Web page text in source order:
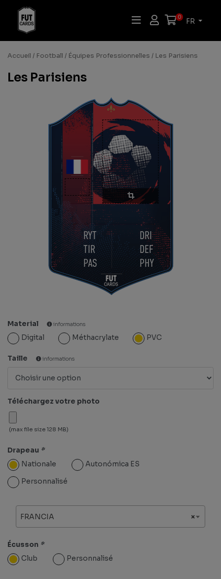
0 FR
Accueil / Football / Équipes Professionnelles / Les Parisiens
Les Parisiens
Material informations
Digital Méthacrylate PVC
Taille informations
Téléchargez votre photo
(max file size 128 MB)
Drapeau *
Nationale
Autonómica ES
Personnalisé
×
FRANCIA
Écusson *
Club
Personnalisé
RYT
TIR
PAS
DRI
DEF
PHY